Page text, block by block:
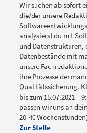
Wir suchen ab sofort
die/der unsere
analysierst du mit
und Datenstrukturen,
Datenbestände mit
unsere
ihre Prozesse der
Qualitätssicherung.
bis zum 15.07.2021 –
passen wir uns an
20-40
Zur Stelle